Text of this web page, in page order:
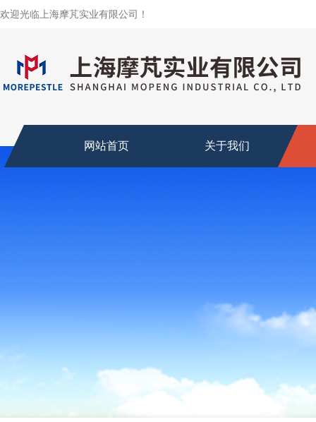
欢迎光临上海摩芃实业有限公司！
网站首页 关于我们